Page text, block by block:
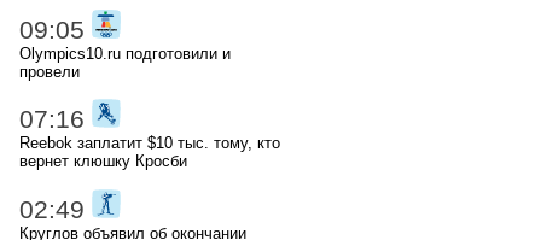
09:05
Olympics10.ru подготовили и
провели
07:16
Reebok заплатит $10 тыс. тому, кто
вернет клюшку Кросби
02:49
Круглов объявил об окончании